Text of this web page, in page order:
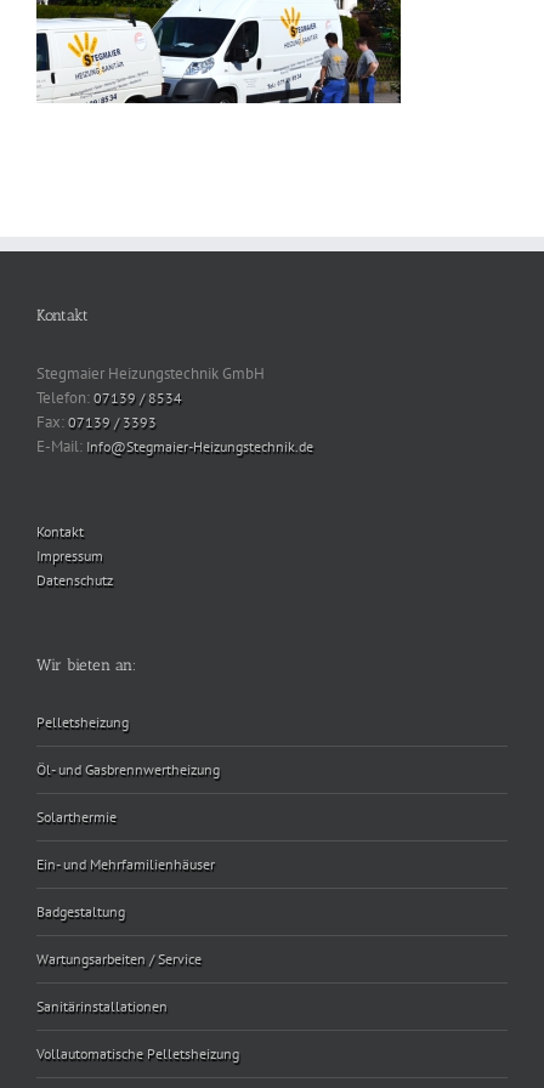
Kontakt
Stegmaier Heizungstechnik GmbH
Telefon: 07139 / 8534
Fax: 07139 / 3393
E-Mail: Info@Stegmaier-Heizungstechnik.de
Kontakt
Impressum
Datenschutz
Wir bieten an:
Pelletsheizung
Öl- und Gasbrennwertheizung
Solarthermie
Ein- und Mehrfamilienhäuser
Badgestaltung
Wartungsarbeiten / Service
Sanitärinstallationen
Vollautomatische Pelletsheizung